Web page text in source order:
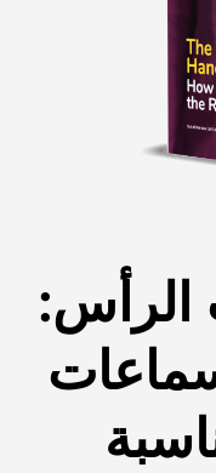
الرأس:
سماعات